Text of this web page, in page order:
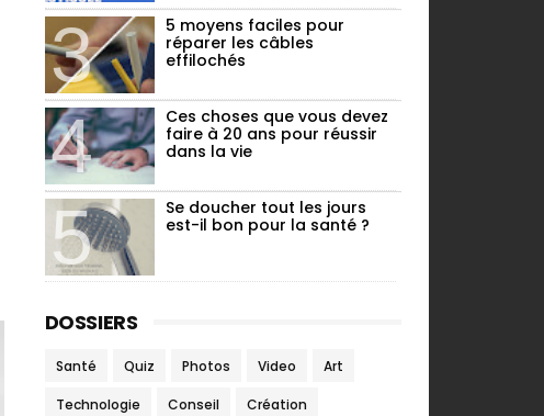
5 moyens faciles pour
réparer les câbles
effilochés
Ces choses que vous devez
faire à 20 ans pour réussir
dans la vie
Se doucher tout les jours
est-il bon pour la santé ?
DOSSIERS
Santé Quiz Photos Video Art
Technologie Conseil Création